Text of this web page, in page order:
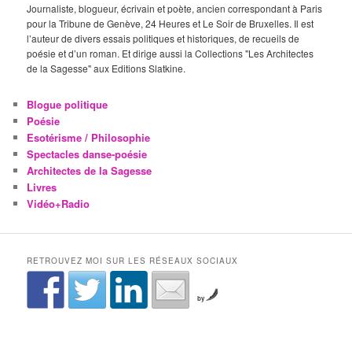
Journaliste, blogueur, écrivain et poète, ancien correspondant à Paris
pour la Tribune de Genève, 24 Heures et Le Soir de Bruxelles. Il est
l’auteur de divers essais politiques et historiques, de recueils de
poésie et d’un roman. Et dirige aussi la Collections "Les Architectes
de la Sagesse" aux Editions Slatkine.
Blogue politique
Poésie
Esotérisme / Philosophie
Spectacles danse-poésie
Architectes de la Sagesse
Livres
Vidéo+Radio
RETROUVEZ MOI SUR LES RÉSEAUX SOCIAUX
by